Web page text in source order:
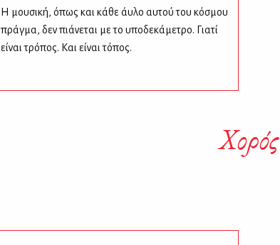
Η μουσική, όπως και κάθε άυλο αυτού του κόσμου
πράγμα, δεν πιάνεται με το υποδεκάμετρο. Γιατί
είναι τρόπος. Και είναι τόπος.
Χορός